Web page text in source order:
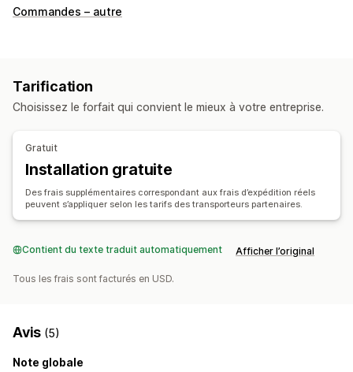
Gestion des commandes
Commandes – autre
Tarification
Choisissez le forfait qui convient le mieux à votre entreprise.
Gratuit
Installation gratuite
Des frais supplémentaires correspondant aux frais d’expédition réels
peuvent s’appliquer selon les tarifs des transporteurs partenaires.
Contient du texte traduit automatiquement Afficher l’original
Tous les frais sont facturés en USD.
Avis (5)
Note globale